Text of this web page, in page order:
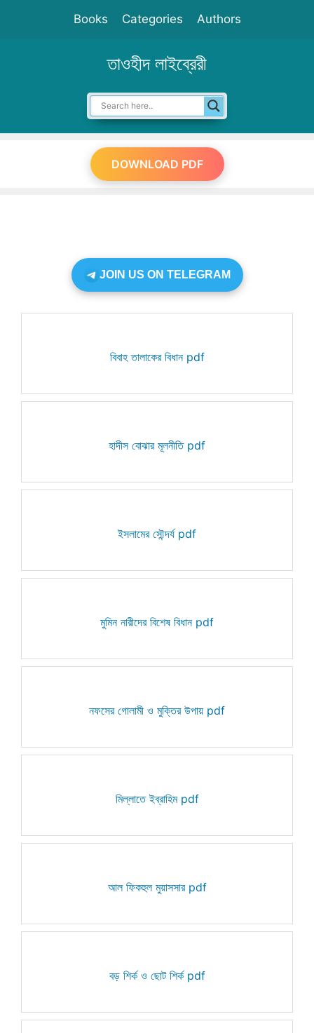
Books Categories Authors
তাওহীদ লাইব্রেরী
DOWNLOAD PDF
JOIN US ON TELEGRAM
বিবাহ তালাকের বিধান pdf
হাদীস বোঝার মূলনীতি pdf
ইসলামের সৌন্দর্য pdf
মুমিন নারীদের বিশেষ বিধান pdf
নফসের গোলামী ও মুক্তির উপায় pdf
মিল্লাতে ইব্রাহিম pdf
আল ফিকহুল মুয়াসসার pdf
বড় শির্ক ও ছোট শির্ক pdf